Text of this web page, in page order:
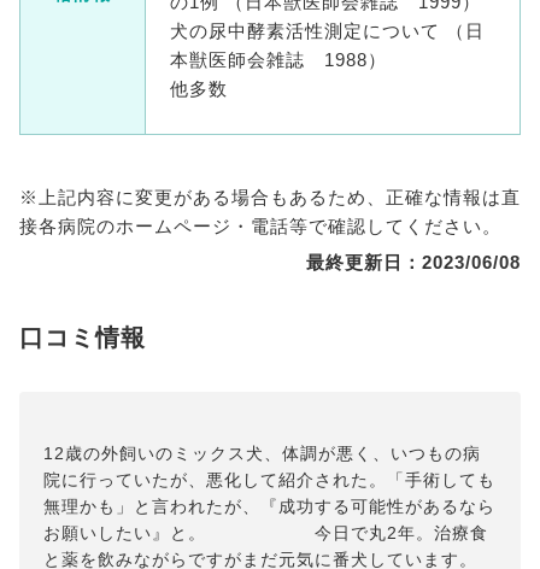
犬の尿中酵素活性測定について （日
本獣医師会雑誌 1988）
他多数
※上記内容に変更がある場合もあるため、正確な情報は直
接各病院のホームページ・電話等で確認してください。
最終更新日：2023/06/08
口コミ情報
12歳の外飼いのミックス犬、体調が悪く、いつもの病
院に行っていたが、悪化して紹介された。「手術しても
無理かも」と言われたが、『成功する可能性があるなら
お願いしたい』と。 今日で丸2年。治療食
と薬を飲みながらですがまだ元気に番犬しています。